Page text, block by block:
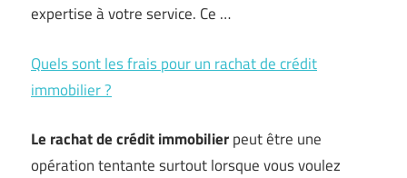
expertise à votre service. Ce …
Quels sont les frais pour un rachat de crédit
immobilier ?
Le rachat de crédit immobilierpeut être une
opération tentante surtout lorsque vous voulez